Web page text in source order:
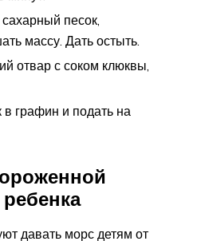
песок,
массу. Дать остыть.
отвар с соком клюквы,
в графин и подать на
давать морс детям от